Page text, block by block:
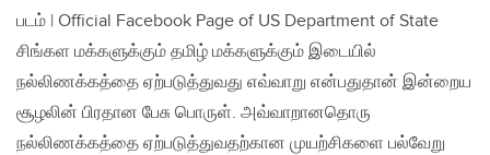
படம் | Official Facebook Page of US Department of State
சிங்கள மக்களுக்கும் தமிழ் மக்களுக்கும் இடையில்
நல்லிணக்கத்தை ஏற்படுத்துவது எவ்வாறு என்பதுதான் இன்றைய
சூழலின் பிரதான பேசு பொருள். அவ்வாறானதொரு
நல்லிணக்கத்தை ஏற்படுத்துவதற்கான முயற்சிகளை பல்வேறு